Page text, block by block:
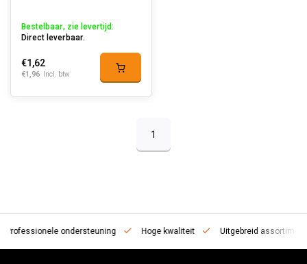
Bestelbaar, zie levertijd:
Direct leverbaar.
€1,62
€1,96 Incl. btw
1
ondersteuning Hoge kwaliteit Uitgebreid assortiment